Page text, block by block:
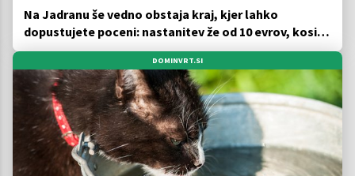
Na Jadranu še vedno obstaja kraj, kjer lahko
dopustujete poceni: nastanitev že od 10 evrov, kosilo
za pet evrov
DOMINVRT.SI